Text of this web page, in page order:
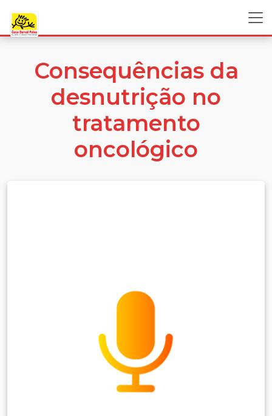
Consequências da
desnutrição no
tratamento
oncológico